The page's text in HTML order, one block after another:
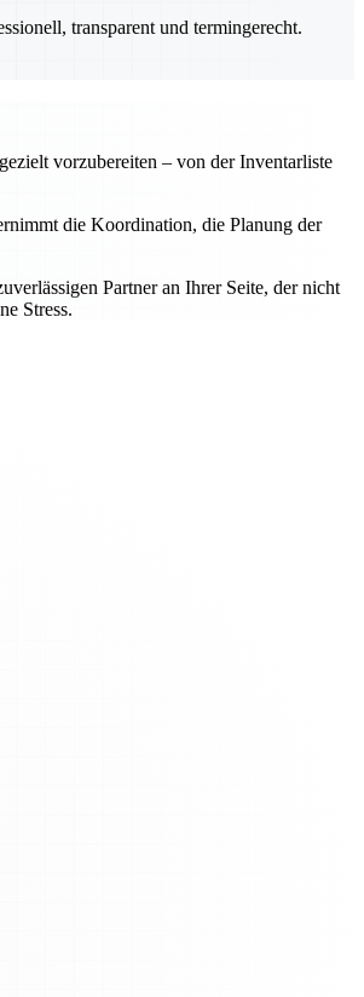
transparent und termingerecht.
vorzubereiten – von der Inventarliste
die Koordination, die Planung der
Partner an Ihrer Seite, der nicht
Stress.